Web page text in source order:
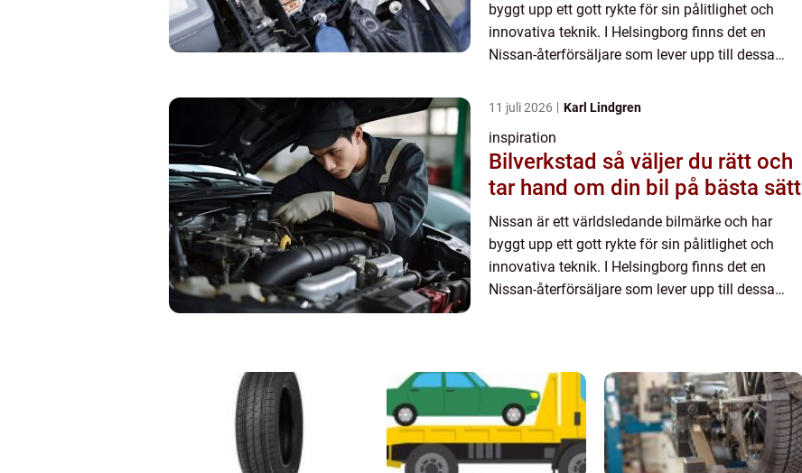
byggt upp ett gott rykte för sin pålitlighet och
innovativa teknik. I Helsingborg finns det en
Nissan-återförsäljare som lever upp till dessa
förståelse för...
11 juli 2026 Karl Lindgren
inspiration
Bilverkstad så väljer du rätt och
tar hand om din bil på bästa sätt
Nissan är ett världsledande bilmärke och har
byggt upp ett gott rykte för sin pålitlighet och
innovativa teknik. I Helsingborg finns det en
Nissan-återförsäljare som lever upp till dessa